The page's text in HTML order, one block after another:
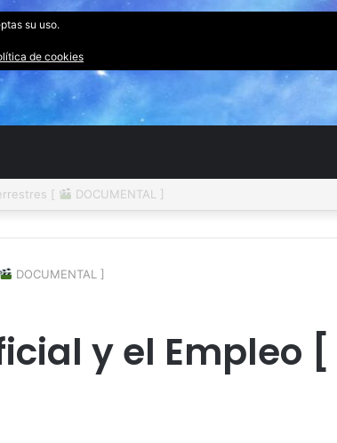
[ DOCUMENTAL ]
DOCUMENTAL ]
y el Empleo [
su uso.
de cookies